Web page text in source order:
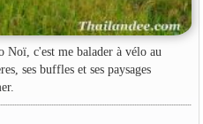
Noï, c'est me balader à vélo au
ses buffles et ses paysages